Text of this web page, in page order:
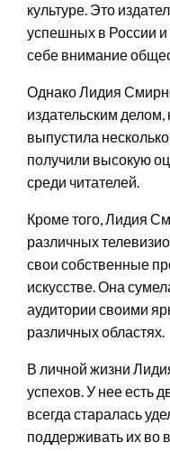
культуре. Это
успешных в России и
себе внимание
Однако Лидия
издательским
выпустила
получили высокую
среди читателей.
Кроме того, Лидия
различных
свои собственные
искусстве. Она
аудитории своими
различных областях.
В личной жизни
успехов. У нее есть
всегда старалась
поддерживать их во